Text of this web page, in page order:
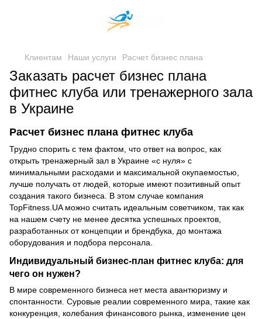
Клиентам Наши услуги Расчет бизнес плана
Заказать расчет бизнес плана
фитнес клуба или тренажерного зала
в Украине
Расчет бизнес плана фитнес клуба
Трудно спорить с тем фактом, что ответ на вопрос, как
открыть тренажерный зал в Украине «с нуля» с
минимальными расходами и максимальной окупаемостью,
лучше получать от людей, которые имеют позитивный опыт
создания такого бизнеса. В этом случае компания
TopFitness.UA можно считать идеальным советчиком, так как
на нашем счету не менее десятка успешных проектов,
разработанных от концепции и брендбука, до монтажа
оборудования и подбора персонала.
Индивидуальный бизнес-план фитнес клуба: для
чего он нужен?
В мире современного бизнеса нет места авантюризму и
спонтанности. Суровые реалии современного мира, такие как
конкуренция, колебания финансового рынка, изменение цен